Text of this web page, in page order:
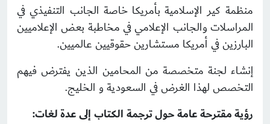
منظمة كير الإسلامية بأمريكا خاصة الجانب التنفيذي في
المراسلات والجانب الإعلامي في مخاطبة بعض الإعلاميين
البارزين في أمريكا مستشارين حقوقيين عالميين.
إنشاء لجنة متخصصة من المحامين الذين يفترض فيهم
التخصص لهذا الغرض في السعودية و الخليج.
رؤية مقترحة عامة حول ترجمة الكتاب إلى عدة لغات: